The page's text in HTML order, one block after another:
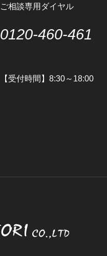
ご相談専用ダイヤル
0120-460-461
【受付時間】8:30～18:00